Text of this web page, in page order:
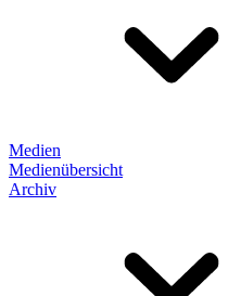
Medien
Medienübersicht
Archiv